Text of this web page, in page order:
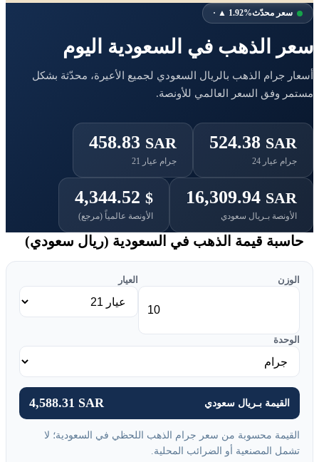
سعر محدّث· ▲ 1.92%
سعر الذهب في السعودية اليوم
أسعار جرام الذهب بالريال السعودي لجميع الأعيرة، محدّثة بشكل
مستمر وفق السعر العالمي للأونصة.
524.38 SAR
جرام عيار 24
458.83 SAR
جرام عيار 21
16,309.94 SAR
الأونصة بـريال سعودي
4,344.52 $
الأونصة عالمياً (مرجع)
حاسبة قيمة الذهب في السعودية (ريال سعودي)
الوزن العيار
الوحدة
القيمة بـريال سعودي 4,588.31 SAR
القيمة محسوبة من سعر جرام الذهب اللحظي في السعودية؛ لا
تشمل المصنعية أو الضرائب المحلية.